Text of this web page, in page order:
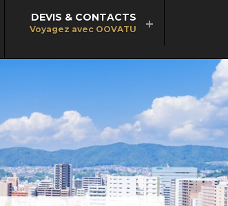
DEVIS & CONTACTS
Voyagez avec OOVATU